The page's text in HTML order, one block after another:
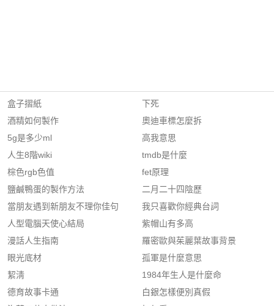
盒子摺紙
酒精如何製作
5g是多少ml
人生8階wiki
棕色rgb色值
鹽鹹鴨蛋的製作方法
當朋友遇到新朋友不理你佳句
人型電腦天使心結局
漫話人生指南
眼光底材
絜淸
德育故事卡通
下死
奧迪車標怎麼拆
高我意思
tmdb是什麼
fet原理
二月二十四陰歷
我只喜歡你經典台詞
紫帽山有多高
羅密歐與茱麗葉故事背景
孤軍是什麼意思
1984年生人是什麼命
白銀怎樣便別真假